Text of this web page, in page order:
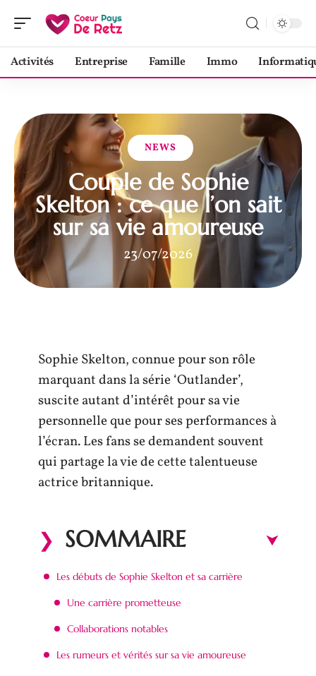
Activités Entreprise Famille Immo
NEWS
Couple de Sophie
Skelton : ce que l’on sait
sur sa vie amoureuse
23/07/2026
Sophie Skelton, connue pour son rôle
marquant dans la série ‘Outlander’,
suscite autant d’intérêt pour sa vie
personnelle que pour ses performances à
l’écran. Les fans se demandent souvent
qui partage la vie de cette talentueuse
actrice britannique.
SOMMAIRE
Les débuts de Sophie Skelton et sa carrière
Une carrière prometteuse
Collaborations notables
Les rumeurs et vérités sur sa vie amoureuse